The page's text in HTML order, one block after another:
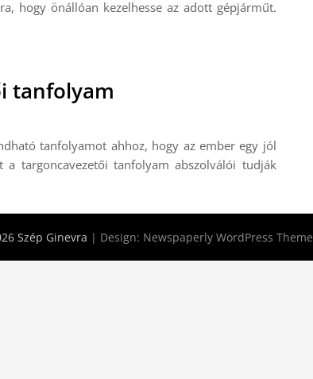
hogy önállóan kezelhesse az adott gépjárműt.
tanfolyam
tanfolyamot ahhoz, hogy az ember egy jól
targoncavezetői tanfolyam abszolválói tudják
Szép Ginevra | Design: Newspaperly WordPress Theme